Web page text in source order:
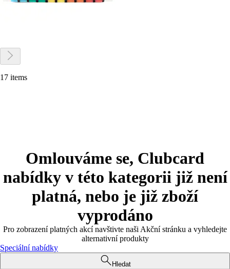
17 items
Omlouváme se, Clubcard
nabídky v této kategorii již není
platná, nebo je již zboží
vyprodáno
Pro zobrazení platných akcí navštivte naši Akční stránku a vyhledejte
alternativní produkty
Speciální nabídky
Hledat